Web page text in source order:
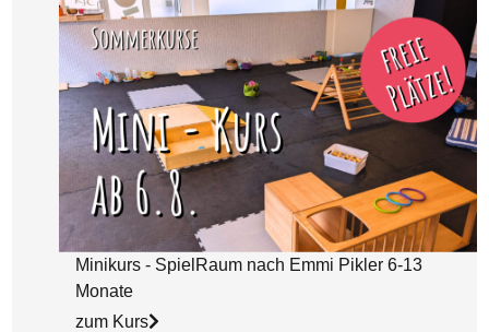
Minikurs - SpielRaum nach Emmi Pikler 6-13
Monate
zum Kurs